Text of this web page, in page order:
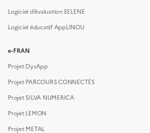
Logiciel d’évaluation EELENE
Logiciel éducatif AppLINOU
e-FRAN
Projet DysApp
Projet PARCOURS CONNECTÉS
Projet SILVA NUMERICA
Projet LEMON
Projet METAL